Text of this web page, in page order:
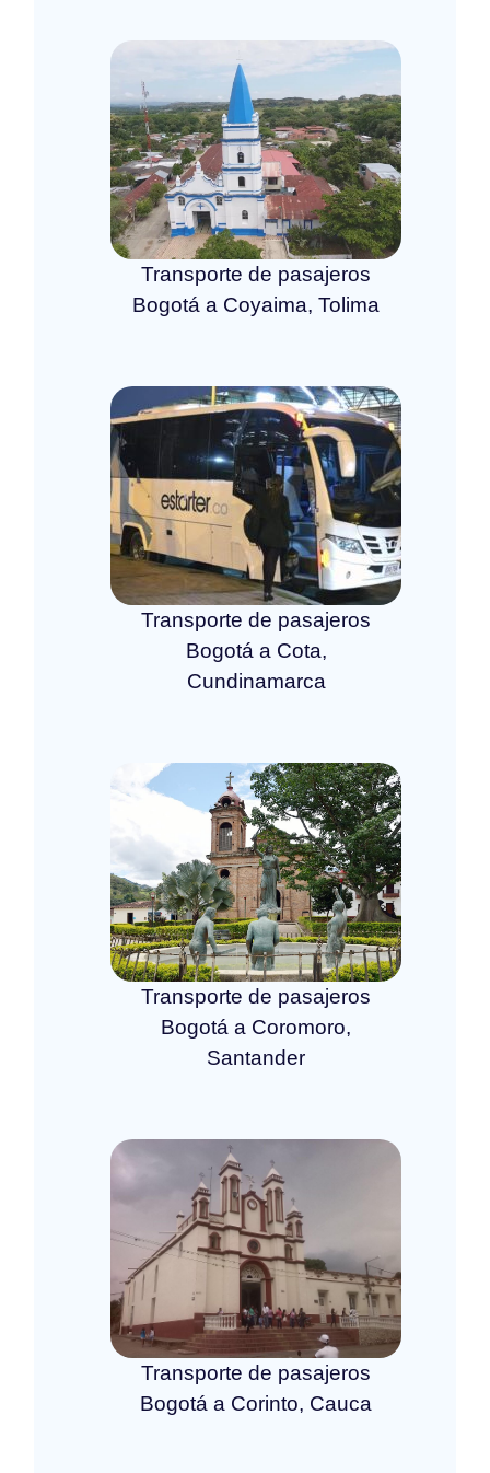
Transporte de pasajeros
Bogotá a Coyaima, Tolima
Transporte de pasajeros
Bogotá a Cota,
Cundinamarca
Transporte de pasajeros
Bogotá a Coromoro,
Santander
Transporte de pasajeros
Bogotá a Corinto, Cauca